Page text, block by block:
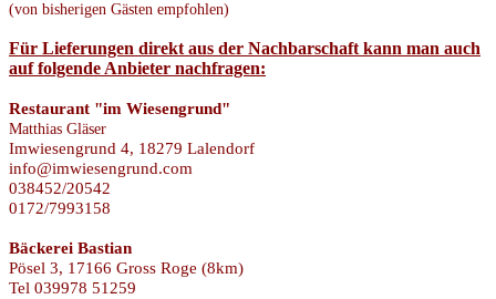
(von bisherigen Gästen empfohlen)
Für Lieferungen direkt aus der Nachbarschaft kann man auch
auf folgende Anbieter nachfragen:
Restaurant "im Wiesengrund"
Matthias Gläser
Imwiesengrund 4, 18279 Lalendorf
info@imwiesengrund.com
038452/20542
0172/7993158
Bäckerei Bastian
Pösel 3, 17166 Gross Roge (8km)
Tel 039978 51259